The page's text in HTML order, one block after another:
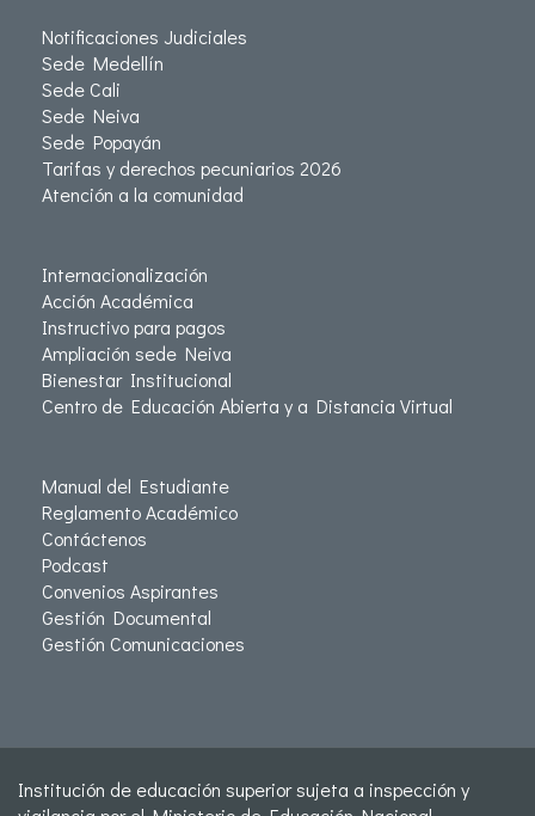
Notificaciones Judiciales
Sede Medellín
Sede Cali
Sede Neiva
Sede Popayán
Tarifas y derechos pecuniarios 2026
Atención a la comunidad
Internacionalización
Acción Académica
Instructivo para pagos
Ampliación sede Neiva
Bienestar Institucional
Centro de Educación Abierta y a Distancia Virtual
Manual del Estudiante
Reglamento Académico
Contáctenos
Podcast
Convenios Aspirantes
Gestión Documental
Gestión Comunicaciones
Institución de educación superior sujeta a inspección y